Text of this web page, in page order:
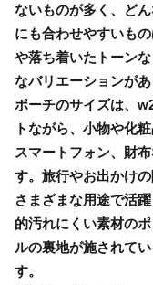
ないものが多く、ど
にも合わせやすいも
や落ち着いたトーン
なバリエーションがあ
ポーチのサイズは、
トながら、小物や化粧
スマートフォン、財
す。旅行やお出かけの
さまざまな用途で活
的汚れにくい素材の
ルの裏地が施されて
す。